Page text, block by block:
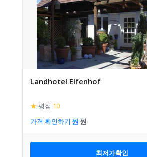
Landhotel Elfenhof
★ 평점 10
가격 확인하기
최저가확인